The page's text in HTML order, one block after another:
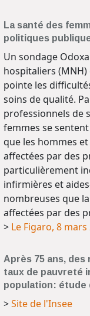
La santé des
politiques
Un sondage
hospitaliers
pointe les
soins de qualité.
professionnels de
femmes se
que les hommes
affectées par des
particulièrement
infirmières et
nombreuses que
affectées par des
> Le Figaro, 8
Après 75 ans, des
taux de pauvreté
population: étude
>Site de l'Insee